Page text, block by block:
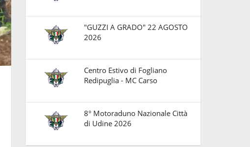
"GUZZI A GRADO" 22 AGOSTO
2026
Centro Estivo di Fogliano
Redipuglia - MC Carso
8° Motoraduno Nazionale Città
di Udine 2026